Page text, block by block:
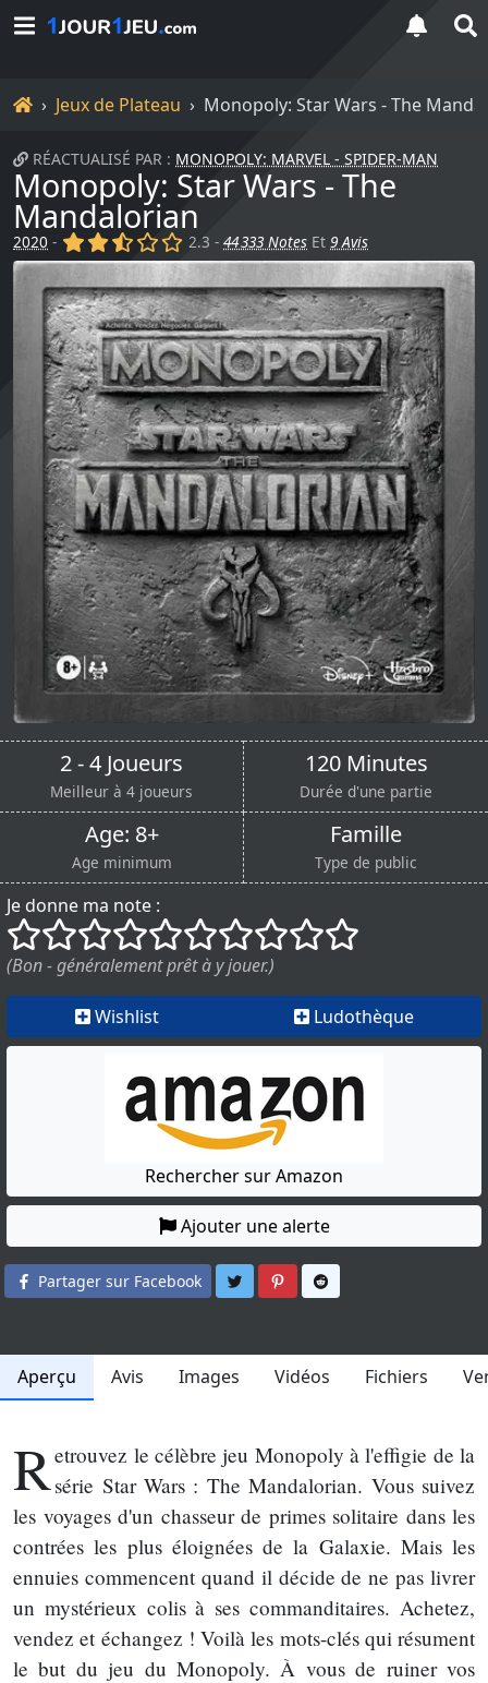
Accueil
Jeux de Plateau Monopoly: Star Wars - The
RÉACTUALISÉ PAR : MONOPOLY: MARVEL - SPIDER-MAN
Monopoly: Star Wars - The
Mandalorian
2020 - (x) (x) (,) () ()
2.3 -44 333 Notes Et9 Avis
2 - 4 Joueurs
Meilleur à 4 joueurs
120 Minutes
Durée d'une partie
Age: 8+
Age minimum
Famille
Type de public
Je donne ma note :
()
() () () () () () () ()
()
(Bon - généralement prêt à y jouer.)
Wishlist Ludothèque
Rechercher sur Amazon
Ajouter une alerte
Partager sur Facebook Partager sur Twitter
Partager sur Pinterest
Aperçu Avis Images Vidéos Fichiers
Retrouvez le célèbre jeu Monopoly à l'effigie de la
série Star Wars : The Mandalorian. Vous suivez
les voyages d'un chasseur de primes solitaire dans les
contrées les plus éloignées de la Galaxie. Mais les
ennuies commencent quand il décide de ne pas livrer
un mystérieux colis à ses commanditaires. Achetez,
vendez et échangez ! Voilà les mots-clés qui résument
le but du jeu du Monopoly. À vous de ruiner vos